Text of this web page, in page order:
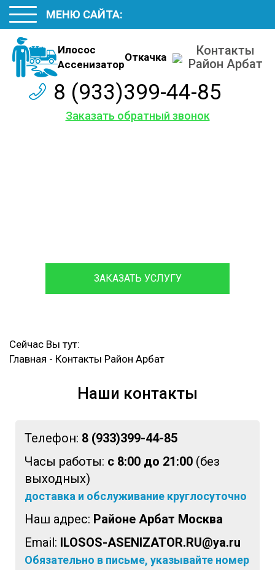
Илосос
Ассенизатор
Откачка
Контакты
Район Арбат
8 (933)399-44-85
Заказать обратный звонок
МЕНЮ САЙТА:
ЗАКАЗАТЬ УСЛУГУ
Сейчас Вы тут:
Главная - Контакты Район Арбат
Наши контакты
Телефон: 8 (933)399-44-85
Часы работы: с 8:00 до 21:00 (без
выходных)
доставка и обслуживание круглосуточно
Наш адрес: Районе Арбат Москва
Email: ILOSOS-ASENIZATOR.RU@ya.ru
Обязательно в письме, указывайте номер